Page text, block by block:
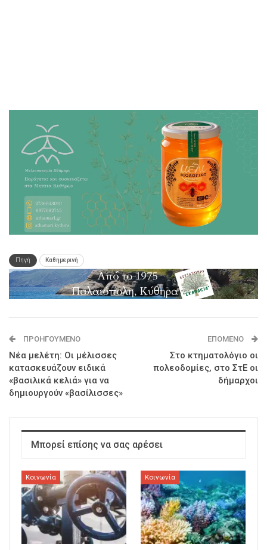
Πηγή Καθημερινή
ΠΡΟΗΓΟΎΜΕΝΟ
Νέα μελέτη: Οι μέλισσες
κατασκευάζουν ειδικά
«βασιλικά κελιά» για να
δημιουργούν «βασίλισσες»
ΕΠΌΜΕΝΟ
Στο κτηματολόγιο οι
πολεοδομίες, στο ΣτΕ οι
δήμαρχοι
Μπορεί επίσης να σας αρέσει
Κοινωνία Κοινωνία